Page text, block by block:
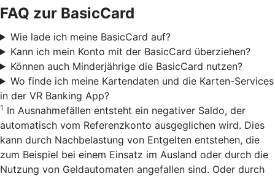
FAQ zur BasicCard
Wie lade ich meine BasicCard auf?
Kann ich mein Konto mit der BasicCard überziehen?
Können auch Minderjährige die BasicCard nutzen?
Wo finde ich meine Kartendaten und die Karten-Services
in der VR Banking App?
1 In Ausnahmefällen entsteht ein negativer Saldo, der
automatisch vom Referenzkonto ausgeglichen wird. Dies
kann durch Nachbelastung von Entgelten entstehen, die
zum Beispiel bei einem Einsatz im Ausland oder durch die
Nutzung von Geldautomaten angefallen sind. Oder durch